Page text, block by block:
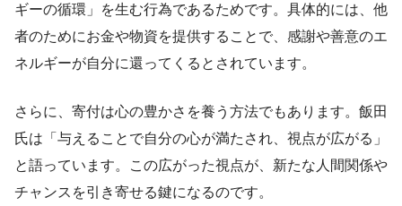
ギーの循環」を生む行為であるためです。具体的には、他
者のためにお金や物資を提供することで、感謝や善意のエ
ネルギーが自分に還ってくるとされています。
さらに、寄付は心の豊かさを養う方法でもあります。飯田
氏は「与えることで自分の心が満たされ、視点が広がる」
と語っています。この広がった視点が、新たな人間関係や
チャンスを引き寄せる鍵になるのです。